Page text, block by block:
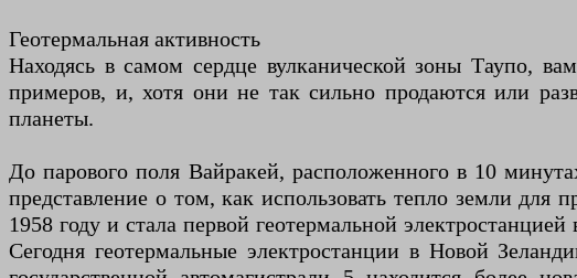
Геотермальная активность
Находясь в самом сердце вулканической зоны Таупо,
примеров, и, хотя они не так сильно продаются или
планеты.
До парового поля Вайракей, расположенного в 10
представление о том, как использовать тепло земли
1958 году и стала первой геотермальной
Сегодня геотермальные электростанции в Новой